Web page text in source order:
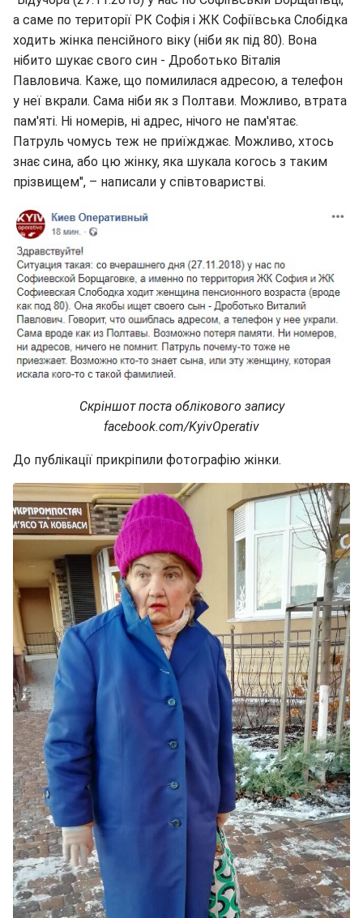
а саме по території РК Софія і ЖК Софіївська Слобідка
ходить жінка пенсійного віку (ніби як під 80). Вона
нібито шукає свого син - Дроботько Віталія
Павловича. Каже, що помилилася адресою, а телефон
у неї вкрали. Сама ніби як з Полтави. Можливо, втрата
пам'яті. Ні номерів, ні адрес, нічого не пам'ятає.
Патруль чомусь теж не приїжджає. Можливо, хтось
знає сина, або цю жінку, яка шукала когось з таким
прізвищем", – написали у співтоваристві.
Скріншот поста облікового запису
facebook.com/KyivOperativ
До публікації прикріпили фотографію жінки.